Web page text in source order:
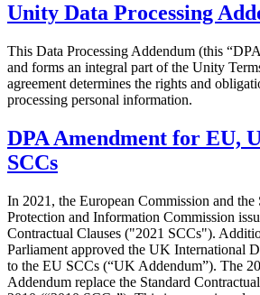
Unity Data Processing
This Data Processing Addendum (this
and forms an integral part of the Unity
agreement determines the rights and
processing personal information.
DPA Amendment for EU,
SCCs
In 2021, the European Commission and the
Protection and Information Commission
Contractual Clauses ("2021 SCCs").
Parliament approved the UK International
to the EU SCCs (“UK Addendum”). The
Addendum replace the Standard